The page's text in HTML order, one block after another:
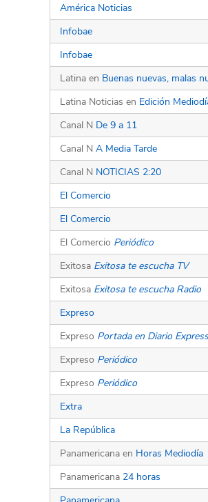
América Noticias
Infobae
Infobae
Latina en Buenas nuevas, malas
Latina Noticias en Edición
Canal N De 9 a 11
Canal N A Media Tarde
Canal N NOTICIAS 2:20
El Comercio
El Comercio
El Comercio Periódico
Exitosa Exitosa te escucha TV
Exitosa Exitosa te escucha Radio
Expreso
Expreso Portada en Diario
Expreso Periódico
Expreso Periódico
Extra
La República
Panamericana en Horas Mediodía
Panamericana 24 horas